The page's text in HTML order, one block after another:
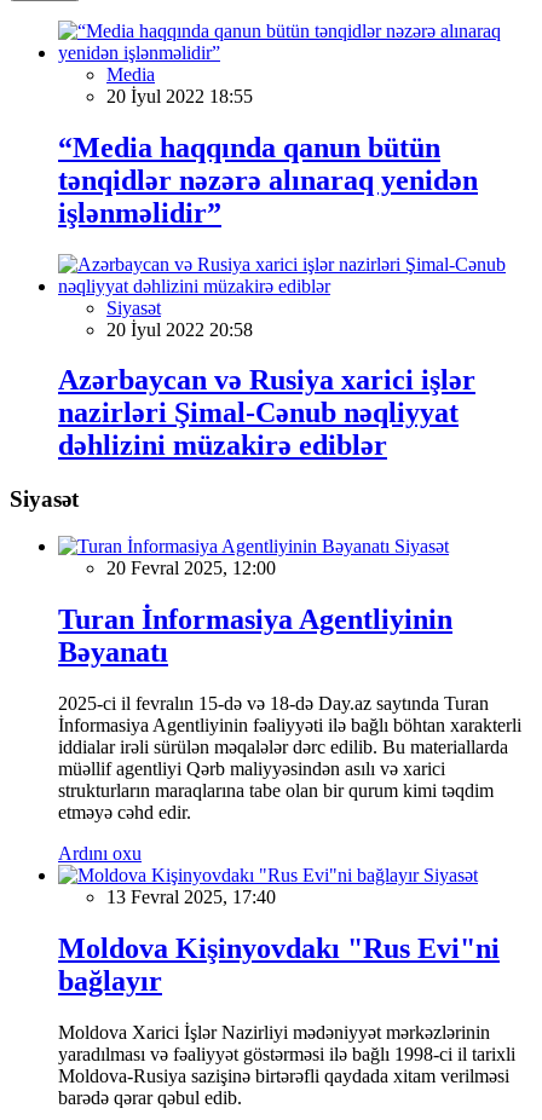
Media
20 İyul 2022 18:55
“Media haqqında qanun bütün
tənqidlər nəzərə alınaraq yenidən
işlənməlidir”
Siyasət
20 İyul 2022 20:58
Azərbaycan və Rusiya xarici işlər
nazirləri Şimal-Cənub nəqliyyat
dəhlizini müzakirə ediblər
Siyasət
Siyasət
20 Fevral 2025, 12:00
Turan İnformasiya Agentliyinin
Bəyanatı
2025-ci il fevralın 15-də və 18-də Day.az saytında Turan
İnformasiya Agentliyinin fəaliyyəti ilə bağlı böhtan xarakterli
iddialar irəli sürülən məqalələr dərc edilib. Bu materiallarda
müəllif agentliyi Qərb maliyyəsindən asılı və xarici
strukturların maraqlarına tabe olan bir qurum kimi təqdim
etməyə cəhd edir.
Ardını oxu
Siyasət
13 Fevral 2025, 17:40
Moldova Kişinyovdakı "Rus Evi"ni
bağlayır
Moldova Xarici İşlər Nazirliyi mədəniyyət mərkəzlərinin
yaradılması və fəaliyyət göstərməsi ilə bağlı 1998-ci il tarixli
Moldova-Rusiya sazişinə birtərəfli qaydada xitam verilməsi
barədə qərar qəbul edib.